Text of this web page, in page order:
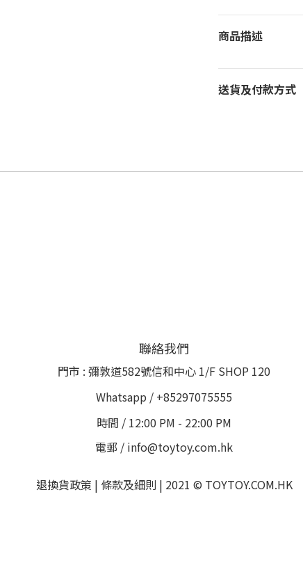
商品描述
送貨及付款方式
聯絡我們
門市 : 彌敦道582號信和中心 1/F SHOP 120
Whatsapp / +85297075555
時間 / 12:00 PM - 22:00 PM
電郵 / info@toytoy.com.hk
退換貨政策 | 條款及細則 | 2021 © TOYTOY.COM.HK